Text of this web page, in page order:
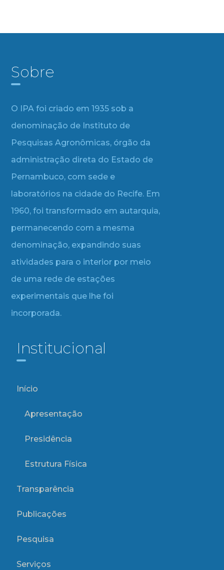
Sobre
O IPA foi criado em 1935 sob a
denominação de Instituto de
Pesquisas Agronômicas, órgão da
administração direta do Estado de
Pernambuco, com sede e
laboratórios na cidade do Recife. Em
1960, foi transformado em autarquia,
permanecendo com a mesma
denominação, expandindo suas
atividades para o interior por meio
de uma rede de estações
experimentais que lhe foi
incorporada.
Institucional
Início
Apresentação
Presidência
Estrutura Física
Transparência
Publicações
Pesquisa
Serviços